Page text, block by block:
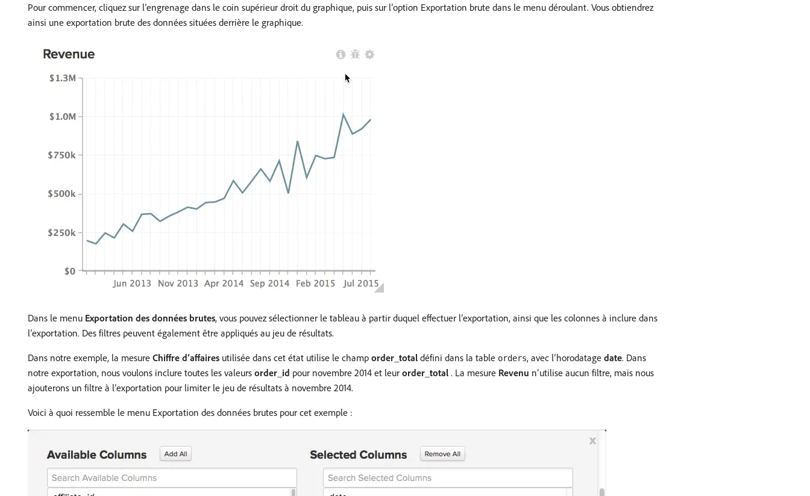
Pour commencer, cliquez sur l’engrenage dans le coin supérieur droit du graphique, puis sur l’option Exportation brute dans le menu déroulant. Vous obtiendrez
ainsi une exportation brute des données situées derrière le graphique.
Dans le menu Exportation des données brutes, vous pouvez sélectionner le tableau à partir duquel effectuer l’exportation, ainsi que les colonnes à inclure dans
l’exportation. Des filtres peuvent également être appliqués au jeu de résultats.
Dans notre exemple, la mesure Chiffre d’affaires utilisée dans cet état utilise le champ order_total défini dans la table orders, avec l’horodatage date. Dans
notre exportation, nous voulons inclure toutes les valeurs order_id pour novembre 2014 et leur order_total . La mesure Revenu n’utilise aucun filtre, mais nous
ajouterons un filtre à l’exportation pour limiter le jeu de résultats à novembre 2014.
Voici à quoi ressemble le menu Exportation des données brutes pour cet exemple :